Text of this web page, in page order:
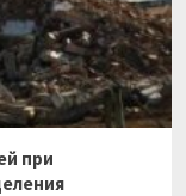
при